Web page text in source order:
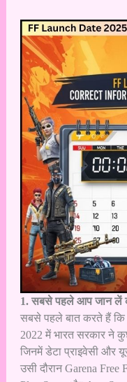
1. सबसे पहले आप जान लें
सबसे पहले बात करते हैं कि
2022 में भारत सरकार ने
जिनमें डेटा प्राइवेसी और
उसी दौरान Garena Free